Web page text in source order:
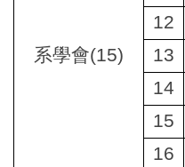
系學會(15)
12
13
14
15
16